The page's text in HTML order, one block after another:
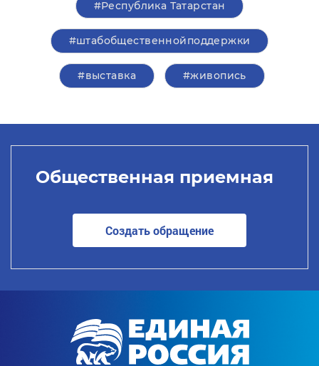
#Республика Татарстан
#штабобщественнойподдержки
#выставка #живопись
Общественная приемная
Создать обращение